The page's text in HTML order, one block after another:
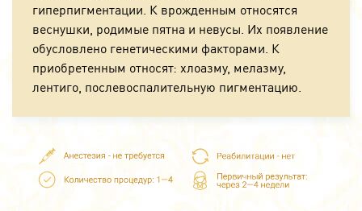
гиперпигментации. К врожденным относятся
веснушки, родимые пятна и невусы. Их появление
обусловлено генетическими факторами. К
приобретенным относят: хлоазму, мелазму,
лентиго, послевоспалительную пигментацию.